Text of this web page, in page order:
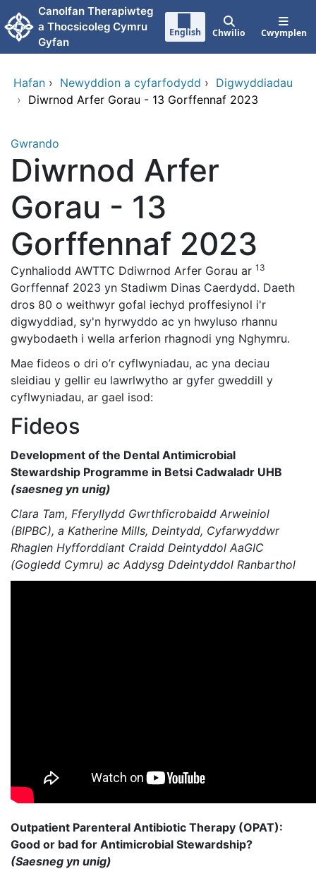
Neidio i'r prif gynnwy
Canolfan Therapiwteg
a Thocsicoleg Cymru
Gyfan
English Chwilio Cwymplen
Hafan › Newyddion a cyfarfodydd › Digwyddiadau
› Diwrnod Arfer Gorau - 13 Gorffennaf 2023
Gwrando
Diwrnod Arfer
Gorau - 13
Gorffennaf 2023
Cynhaliodd AWTTC Ddiwrnod Arfer Gorau ar 13
Gorffennaf 2023 yn Stadiwm Dinas Caerdydd. Daeth
dros 80 o weithwyr gofal iechyd proffesiynol i'r
digwyddiad, sy'n hyrwyddo ac yn hwyluso rhannu
gwybodaeth i wella arferion rhagnodi yng Nghymru.
Mae fideos o dri o’r cyflwyniadau, ac yna deciau
sleidiau y gellir eu lawrlwytho ar gyfer gweddill y
cyflwyniadau, ar gael isod:
Fideos
Development of the Dental Antimicrobial
Stewardship Programme in Betsi Cadwaladr UHB
(saesneg yn unig)
Clara Tam, Fferyllydd Gwrthficrobaidd Arweiniol
(BIPBC), a Katherine Mills, Deintydd, Cyfarwyddwr
Rhaglen Hyfforddiant Craidd Deintyddol AaGIC
(Gogledd Cymru) ac Addysg Ddeintyddol Ranbarthol
Outpatient Parenteral Antibiotic Therapy (OPAT):
Good or bad for Antimicrobial Stewardship?
(Saesneg yn unig)